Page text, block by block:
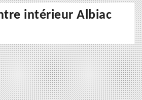
intérieur Albiac